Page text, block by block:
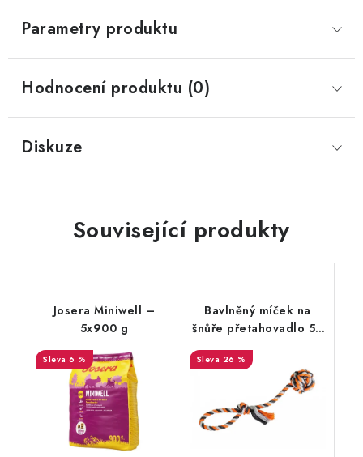
Parametry produktu
Hodnocení produktu (0)
Diskuze
Související produkty
Josera Miniwell –
5x900 g
6 %
Bavlněný míček na
šnůře přetahovadlo 58
cm, míč 9 cm
26 %